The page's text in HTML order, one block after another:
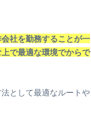
社を勤務することが一
で最適な環境でからで
として最適なルートや